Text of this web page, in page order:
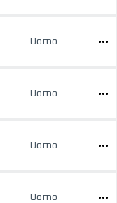
Uomo
Uomo
Uomo
Uomo